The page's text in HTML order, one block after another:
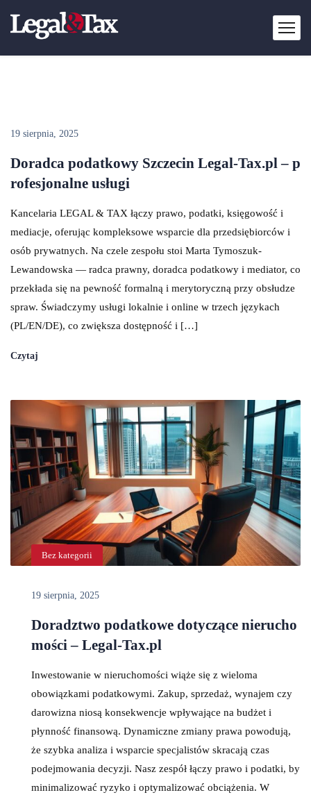
19 sierpnia, 2025
Doradca podatkowy Szczecin Legal-Tax.pl – p
rofesjonalne usługi
Kancelaria LEGAL & TAX łączy prawo, podatki, księgowość i
mediacje, oferując kompleksowe wsparcie dla przedsiębiorców i
osób prywatnych. Na czele zespołu stoi Marta Tymoszuk-
Lewandowska — radca prawny, doradca podatkowy i mediator, co
przekłada się na pewność formalną i merytoryczną przy obsłudze
spraw. Świadczymy usługi lokalnie i online w trzech językach
(PL/EN/DE), co zwiększa dostępność i […]
Czytaj
Bez kategorii
19 sierpnia, 2025
Doradztwo podatkowe dotyczące nierucho
mości – Legal-Tax.pl
Inwestowanie w nieruchomości wiąże się z wieloma
obowiązkami podatkowymi. Zakup, sprzedaż, wynajem czy
darowizna niosą konsekwencje wpływające na budżet i
płynność finansową. Dynamiczne zmiany prawa powodują,
że szybka analiza i wsparcie specjalistów skracają czas
podejmowania decyzji. Nasz zespół łączy prawo i podatki, by
minimalizować ryzyko i optymalizować obciążenia. W